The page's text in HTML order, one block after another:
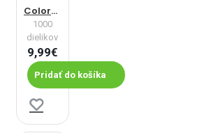
ColorBoom: Vír
1000
dielikov
9,99€
Pridať do košíka